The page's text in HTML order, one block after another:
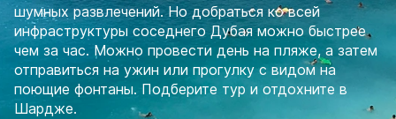
шумных развлечений. Но добраться ко всей
инфраструктуры соседнего Дубая можно быстрее
чем за час. Можно провести день на пляже, а затем
отправиться на ужин или прогулку с видом на
поющие фонтаны. Подберите тур и отдохните в
Шардже.